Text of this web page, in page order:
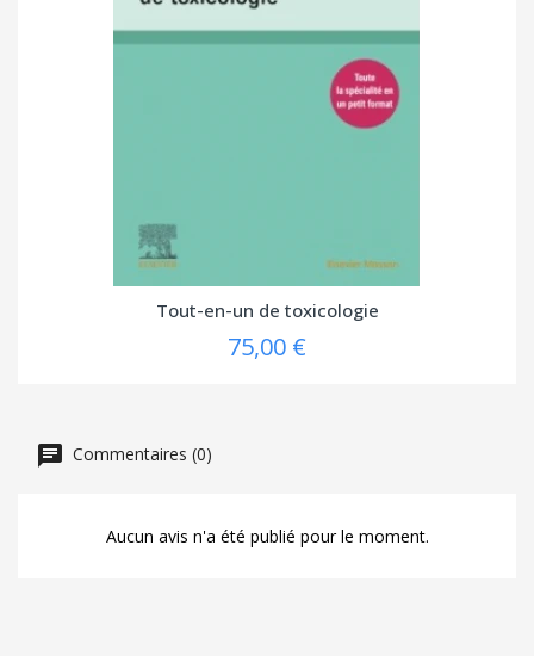
Tout-en-un de toxicologie
75,00 €
Commentaires (0)
Aucun avis n'a été publié pour le moment.